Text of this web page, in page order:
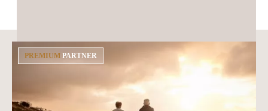
Beliebte Städte
PREMIUM PARTNER